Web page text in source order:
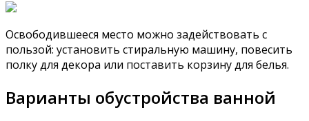
Освободившееся место можно задействовать с
пользой: установить стиральную машину, повесить
полку для декора или поставить корзину для белья.
Варианты обустройства ванной